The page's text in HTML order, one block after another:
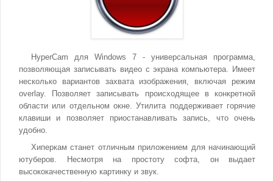
HyperCam для Windows 7 - универсальная программа,
позволяющая записывать видео с экрана компьютера. Имеет
несколько вариантов захвата изображения, включая режим
overlay. Позволяет записывать происходящее в конкретной
области или отдельном окне. Утилита поддерживает горячие
клавиши и позволяет приостанавливать запись, что очень
удобно.
Хиперкам станет отличным приложением для начинающий
ютуберов. Несмотря на простоту софта, он выдает
высококачественную картинку и звук.